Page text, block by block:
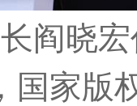
阎晓
家版